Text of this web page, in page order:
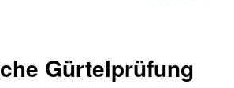
Gürtelprüfung